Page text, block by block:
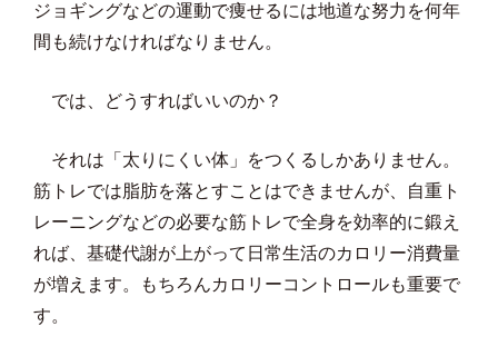
ジョギングなどの運動で痩せるには地道な努力を何年
間も続けなければなりません。
では、どうすればいいのか？
それは「太りにくい体」をつくるしかありません。
筋トレでは脂肪を落とすことはできませんが、自重ト
レーニングなどの必要な筋トレで全身を効率的に鍛え
れば、基礎代謝が上がって日常生活のカロリー消費量
が増えます。もちろんカロリーコントロールも重要で
す。